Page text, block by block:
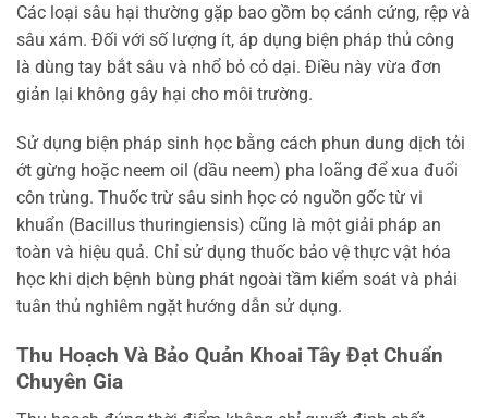
Các loại sâu hại thường gặp bao gồm bọ cánh cứng, rệp và
sâu xám. Đối với số lượng ít, áp dụng biện pháp thủ công
là dùng tay bắt sâu và nhổ bỏ cỏ dại. Điều này vừa đơn
giản lại không gây hại cho môi trường.
Sử dụng biện pháp sinh học bằng cách phun dung dịch tỏi
ớt gừng hoặc neem oil (dầu neem) pha loãng để xua đuổi
côn trùng. Thuốc trừ sâu sinh học có nguồn gốc từ vi
khuẩn (Bacillus thuringiensis) cũng là một giải pháp an
toàn và hiệu quả. Chỉ sử dụng thuốc bảo vệ thực vật hóa
học khi dịch bệnh bùng phát ngoài tầm kiểm soát và phải
tuân thủ nghiêm ngặt hướng dẫn sử dụng.
Thu Hoạch Và Bảo Quản Khoai Tây Đạt Chuẩn
Chuyên Gia